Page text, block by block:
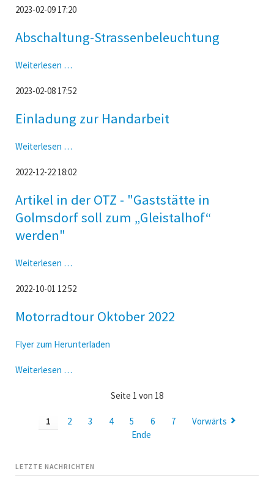
2023-02-09 17:20
Abschaltung-Strassenbeleuchtung
Weiterlesen …Abschaltung-
2023-02-08 17:52
Einladung zur Handarbeit
Weiterlesen …Einladung
Handarbeit
2022-12-22 18:02
Artikel in der OTZ - "Gaststätte in
Golmsdorf soll zum „Gleistalhof“
werden"
Weiterlesen …
2022-10-01 12:52
Motorradtour Oktober 2022
Flyer zum Herunterladen
Weiterlesen …
Seite 1 von 18
1 2 3 4 5 6 7
Vorwärts
Ende
LETZTE NACHRICHTEN